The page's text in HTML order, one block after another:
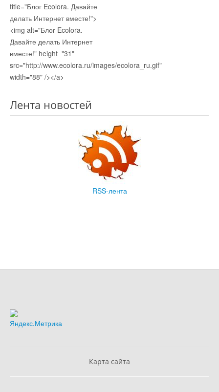
title="Блог Ecolora. Давайте
делать Интернет вместе!">
<img alt="Блог Ecolora.
Давайте делать Интернет
вместе!" height="31"
src="http://www.ecolora.ru/images/ecolora_ru.gif"
width="88" /></a>
Лента новостей
RSS-лента
Карта сайта